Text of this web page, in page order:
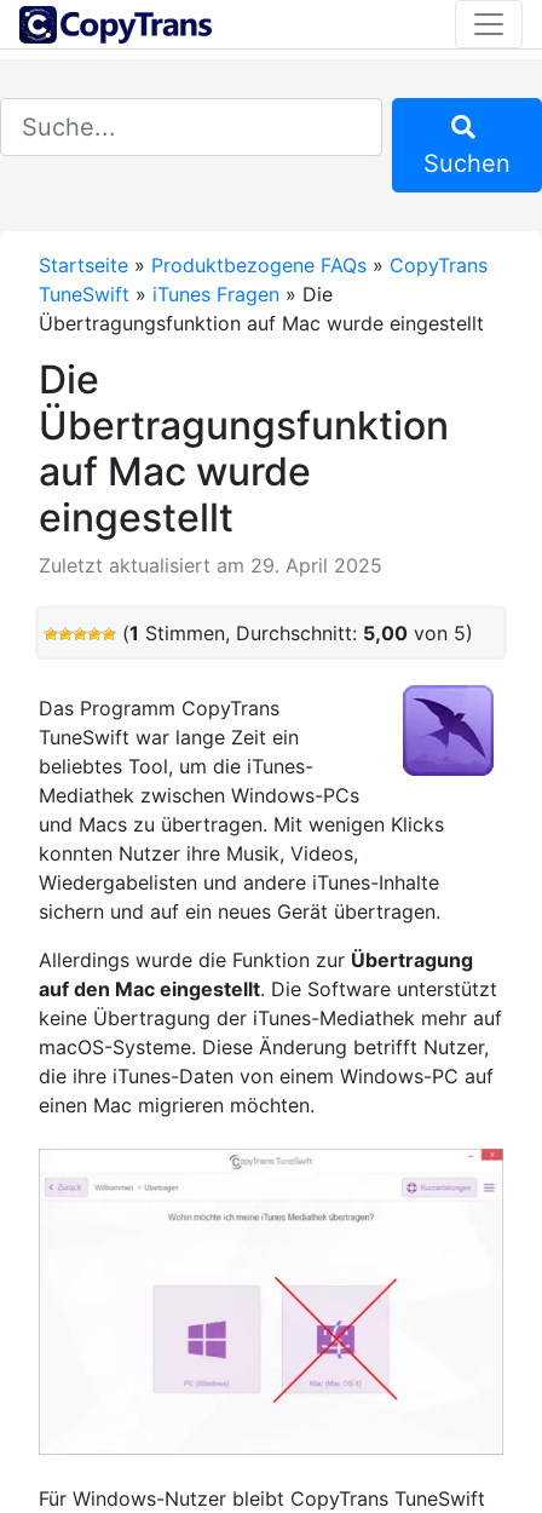
Suchen
Startseite » Produktbezogene FAQs » CopyTrans
TuneSwift » iTunes Fragen » Die
Übertragungsfunktion auf Mac wurde eingestellt
Die
Übertragungsfunktion
auf Mac wurde
eingestellt
Zuletzt aktualisiert am 29. April 2025
(1 Stimmen, Durchschnitt: 5,00von 5)
Das Programm CopyTrans
TuneSwift war lange Zeit ein
beliebtes Tool, um die iTunes-
Mediathek zwischen Windows-PCs
und Macs zu übertragen. Mit wenigen Klicks
konnten Nutzer ihre Musik, Videos,
Wiedergabelisten und andere iTunes-Inhalte
sichern und auf ein neues Gerät übertragen.
Allerdings wurde die Funktion zur Übertragung
auf den Mac eingestellt. Die Software unterstützt
keine Übertragung der iTunes-Mediathek mehr auf
macOS-Systeme. Diese Änderung betrifft Nutzer,
die ihre iTunes-Daten von einem Windows-PC auf
einen Mac migrieren möchten.
Für Windows-Nutzer bleibt CopyTrans TuneSwift